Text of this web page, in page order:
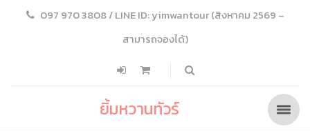
097 970 3808 / LINE ID: yimwantour (สิงหาคม 2569 –
สามารถจองได้)
ยิ้มหวานทัวร์